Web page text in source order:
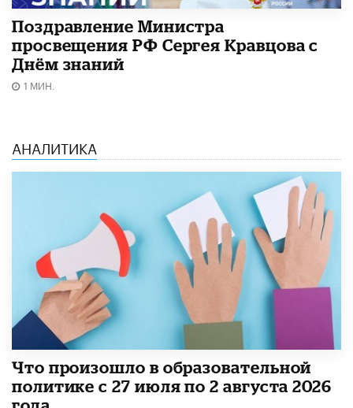
Поздравление Министра
просвещения РФ Сергея Кравцова с
Днём знаний
1 МИН.
АНАЛИТИКА
​Что произошло в образовательной
политике с 27 июля по 2 августа 2026